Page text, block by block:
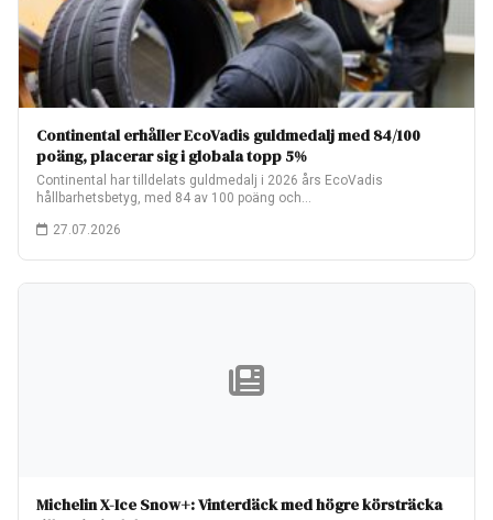
Continental erhåller EcoVadis guldmedalj med 84/100
poäng, placerar sig i globala topp 5%
Continental har tilldelats guldmedalj i 2026 års EcoVadis
hållbarhetsbetyg, med 84 av 100 poäng och…
27.07.2026
Michelin X-Ice Snow+: Vinterdäck med högre körsträcka